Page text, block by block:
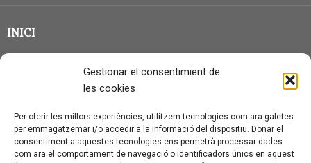
Gestionar el consentimient de
les cookies
Per oferir les millors experiències, utilitzem tecnologies com ara galetes
per emmagatzemar i/o accedir a la informació del dispositiu. Donar el
consentiment a aquestes tecnologies ens permetrà processar dades
com ara el comportament de navegació o identificadors únics en aquest
INICI
CLASSE EN GRUP
QUI SOC?
CONTACTE